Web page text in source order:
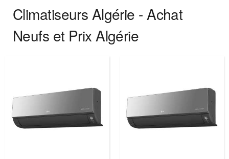
Climatiseurs Algérie - Achat
Neufs et Prix Algérie